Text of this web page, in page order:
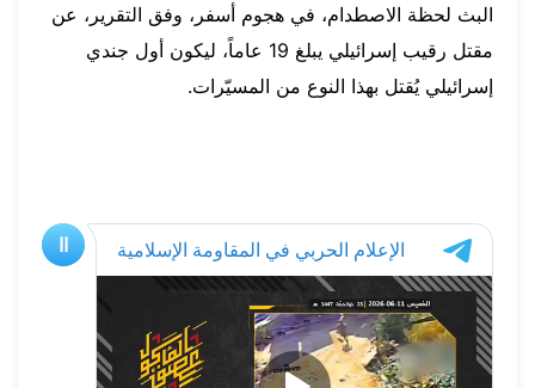
البث لحظة الاصطدام، في هجوم أسفر، وفق التقرير، عن
مقتل رقيب إسرائيلي يبلغ 19 عاماً، ليكون أول جندي
إسرائيلي يُقتل بهذا النوع من المسيّرات.